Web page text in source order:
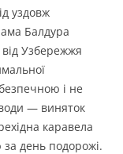
уздовж
Балдура
Узбережжя
і не
— виняток
каравела
день подорожі.